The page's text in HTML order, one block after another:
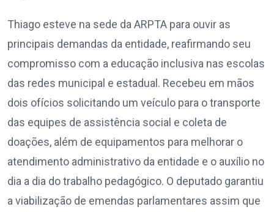
Thiago esteve na sede da ARPTA para ouvir as
principais demandas da entidade, reafirmando seu
compromisso com a educação inclusiva nas escolas
das redes municipal e estadual. Recebeu em mãos
dois ofícios solicitando um veículo para o transporte
das equipes de assistência social e coleta de
doações, além de equipamentos para melhorar o
atendimento administrativo da entidade e o auxílio no
dia a dia do trabalho pedagógico. O deputado garantiu
a viabilização de emendas parlamentares assim que